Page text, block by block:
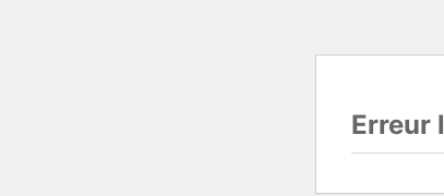
Erreur